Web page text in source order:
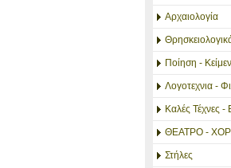
Αρχαιολογία
Ποίηση -
Λογοτεχνια -
Καλές Τέχνες -
ΘΕΑΤΡΟ -
Στήλες